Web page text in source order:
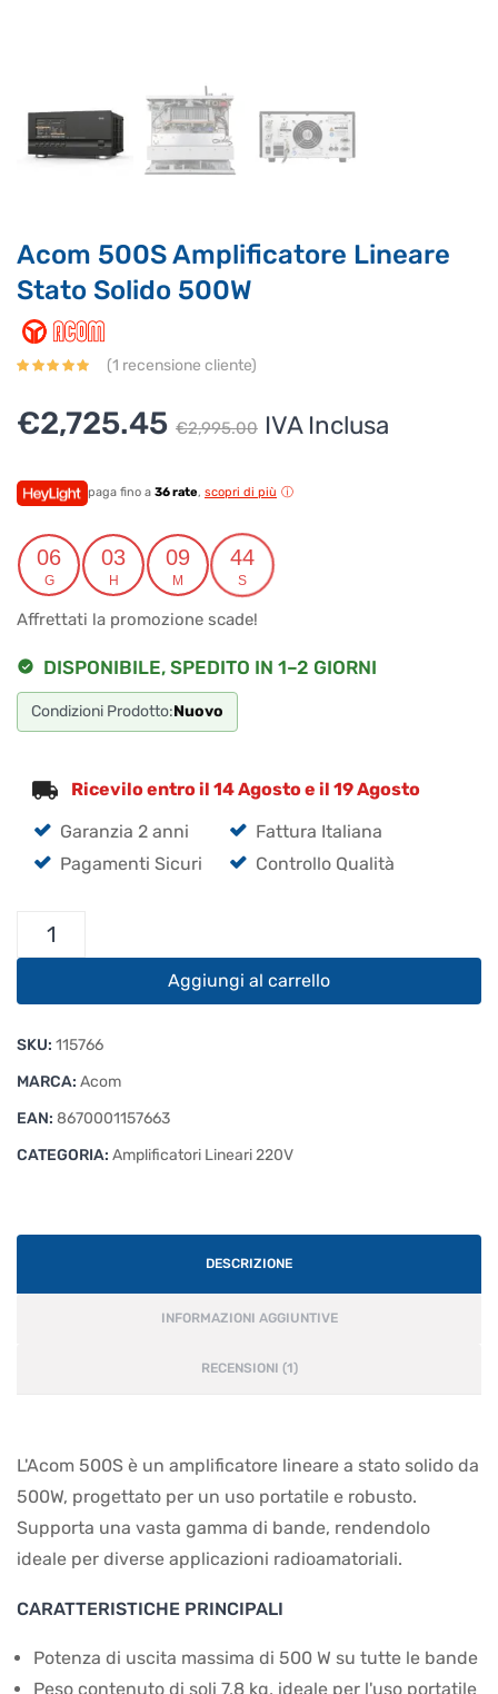
Acom 500S Amplificatore Lineare
Stato Solido 500W
(1 recensione cliente)
€2,995.00 Il
originale
era:
€2,995.00.
€2,725.45
Il
attuale
è:
€2,725.45.
IVA Inclusa
paga fino a 36 rate, scopri di più
06
G
03
H
09
M
44
S
Affrettati la promozione scade!
DISPONIBILE, SPEDITO IN 1–2 GIORNI
Condizioni Prodotto:Nuovo
Ricevilo entro il 14 Agosto e il 19 Agosto
Garanzia 2 anni
Fattura Italiana
Pagamenti Sicuri
Controllo Qualità
Acom
Lineare
Solido
500W
Aggiungi al carrello
SKU: 115766
MARCA: Acom
EAN: 8670001157663
CATEGORIA: Amplificatori Lineari 220V
DESCRIZIONE
INFORMAZIONI AGGIUNTIVE
RECENSIONI (1)
L'Acom 500S è un amplificatore lineare a stato solido da
500W, progettato per un uso portatile e robusto.
Supporta una vasta gamma di bande, rendendolo
ideale per diverse applicazioni radioamatoriali.
CARATTERISTICHE PRINCIPALI
Potenza di uscita massima di 500 W su tutte le bande
Peso contenuto di soli 7,8 kg, ideale per l'uso portatile
Per ottenere dettagli su un determinato prodotto
assicurati di indicarne il nome completo